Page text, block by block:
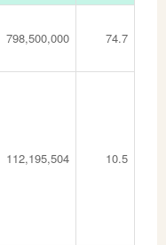
798,500,000 74.7
112,195,504 10.5